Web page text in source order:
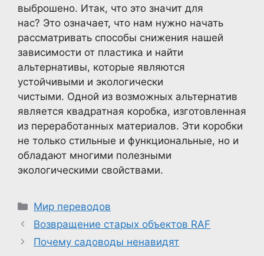
выброшено. Итак, что это значит для
нас? Это означает, что нам нужно начать
рассматривать способы снижения нашей
зависимости от пластика и найти
альтернативы, которые являются
устойчивыми и экологически
чистыми. Одной из возможных альтернатив
является квадратная коробка, изготовленная
из переработанных материалов. Эти коробки
не только стильные и функциональные, но и
обладают многими полезными
экологическими свойствами.
Рубрики
Мир переводов
Возвращение старых объектов RAF
Почему садоводы ненавидят